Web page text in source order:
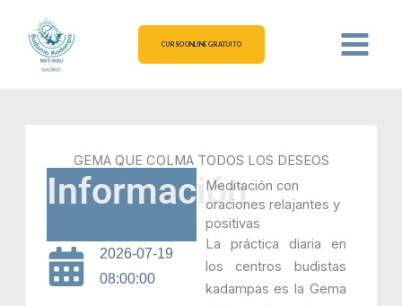
contenido
CURSO ONLINE GRATUITO
GEMA QUE COLMA TODOS LOS DESEOS
Información
2026-07-19
08:00:00
Meditación con
oraciones relajantes y
positivas
La práctica diaria en
los centros budistas
kadampas es la Gema